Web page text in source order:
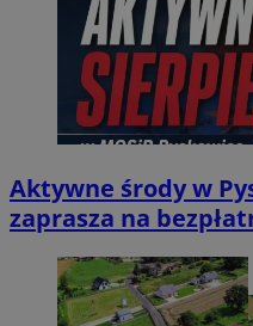
Aktywne środy w
zaprasza na